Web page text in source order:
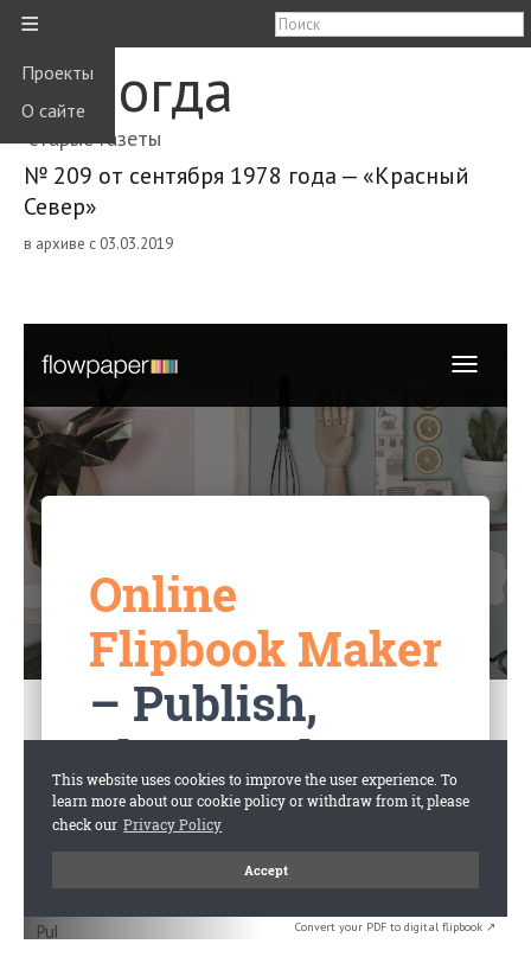
≡
Проекты
О сайте
Вологда
старые газеты
№ 209 от сентября 1978 года — «Красный
Север»
в архиве с 03.03.2019
Convert your PDF to digital flipbook ↗